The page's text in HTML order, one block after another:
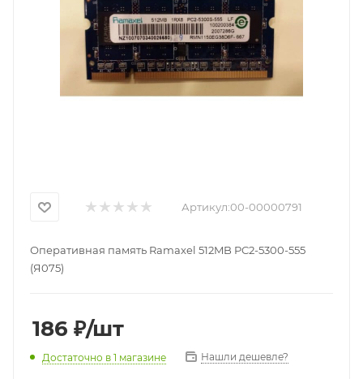
Артикул:00-00000791
Оперативная память Ramaxel 512MB PC2-5300-555
(Я075)
186 ₽/шт
Достаточно в 1 магазине Нашли дешевле?